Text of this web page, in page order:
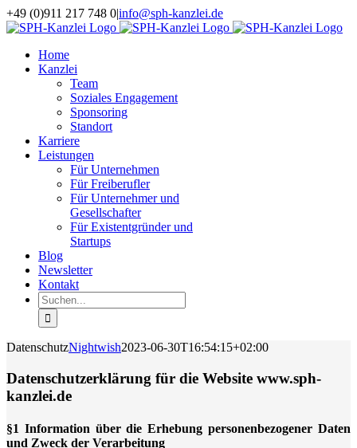
Zum
Inhalt
+49 (0)911 217 748 0|info@sph-kanzlei.de
Facebook
Instagram
LinkedIn
Xing
Home
Kanzlei
Team
Soziales Engagement
Sponsoring
Standort
Karriere
Leistungen
Für Unternehmen
Für Freiberufler
Für Unternehmer und
Gesellschafter
Für Existentgründer und
Startups
Blog
Newsletter
Kontakt
Suche
nach:
DatenschutzNightwish2023-06-30T16:54:15+02:00
Datenschutzerklärung für die Website www.sph-
kanzlei.de
§1 Information über die Erhebung personenbezogener Daten
und Zweck der Verarbeitung